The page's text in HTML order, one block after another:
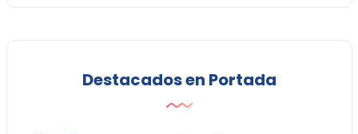
Destacados en Portada